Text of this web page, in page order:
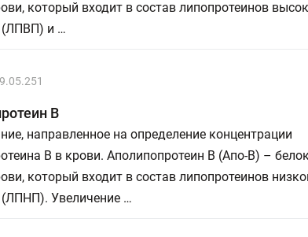
который входит в состав липопротеинов
(ЛПВП) и …
В
направленное на определение концентрации
В в крови. Аполипопротеин B (Апо-В) –
который входит в состав липопротеинов
(ЛПНП). Увеличение …